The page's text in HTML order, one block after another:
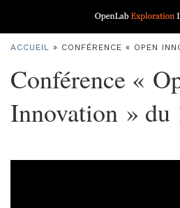
ACCUEIL » CONFÉRENCE « OPEN
Conférence «
Innovation » du